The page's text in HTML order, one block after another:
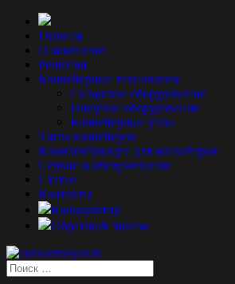
Главная
О компании
Решения
Конвейерные технологии
Складское оборудование
Пищевое оборудование
Конвейерные узлы
Типы конвейеров
Комплектующие для конвейеров
Сервис и обслуживание
Статьи
Контакты
Калькулятор
Обратный звонок